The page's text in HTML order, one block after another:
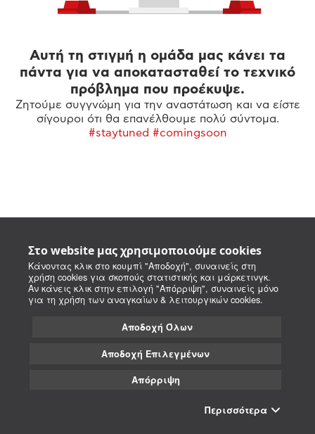
Στο website μας χρησιμοποιούμε cookies
Κάνοντας κλικ στο κουμπί "Αποδοχή", συναινείς στη
χρήση cookies για σκοπούς στατιστικής και μάρκετινγκ.
Αν κάνεις κλικ στην επιλογή "Απόρριψη", συναινείς μόνο
για τη χρήση των αναγκαίων & λειτουργικών cookies.
Αποδοχή Όλων
Αποδοχή Επιλεγμένων
Απόρριψη
Περισσότερα
Αυτή τη στιγμή η ομάδα μας κάνει τα
πάντα για να αποκατασταθεί το τεχνικό
πρόβλημα που προέκυψε.
Ζητούμε συγγνώμη για την αναστάτωση και να είστε
σίγουροι ότι θα επανέλθουμε πολύ σύντομα.
#staytuned #comingsoon